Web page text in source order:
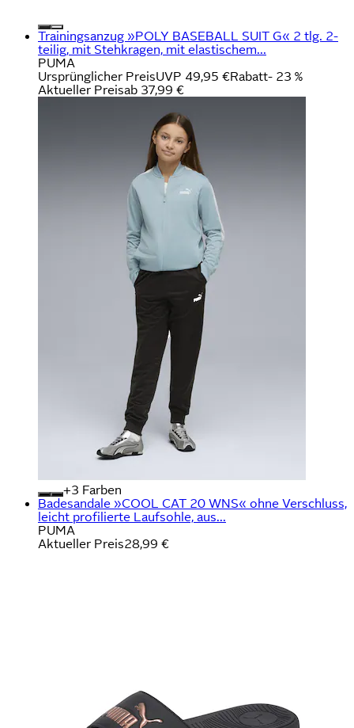
Trainingsanzug »POLY BASEBALL SUIT G« 2 tlg. 2-
teilig, mit Stehkragen, mit elastischem...
PUMA
Ursprünglicher PreisUVP 49,95 €Rabatt- 23 %
Aktueller Preisab 37,99 €
+
Farben
Badesandale »COOL CAT 20 WNS« ohne Verschluss,
leicht profilierte Laufsohle, aus...
PUMA
Aktueller Preis28,99 €